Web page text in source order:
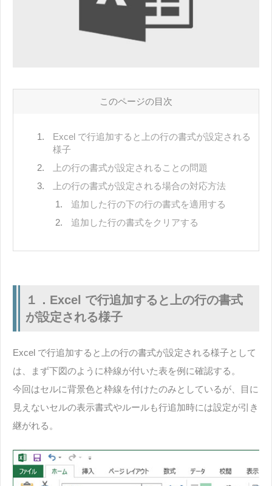
このページの目次
Excel で行追加すると上の行の書式が設定される
様子
上の行の書式が設定されることの問題
上の行の書式が設定される場合の対応方法
追加した行の下の行の書式を適用する
追加した行の書式をクリアする
１．Excel で行追加すると上の行の書式
が設定される様子
Excel で行追加すると上の行の書式が設定される様子として
は、まず下図のように枠線が付いた表を例に確認する。
今回はセルに背景色と枠線を付けたのみとしているが、目に
見えないセルの表示書式やルールも行追加時には設定が引き
継がれる。